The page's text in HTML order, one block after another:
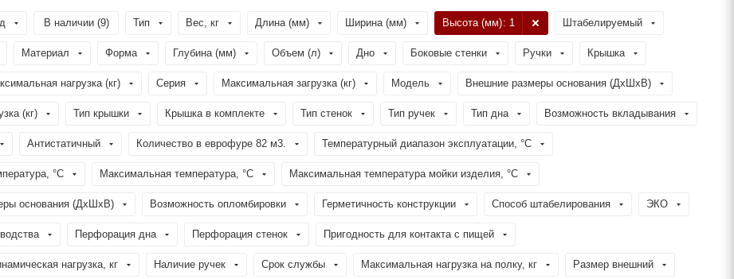
В наличии (9) Тип Вес, кг Длина (мм) Ширина (мм) Высота (мм): 1 Штабелируемый
Материал Форма Глубина (мм) Объем (л) Дно Боковые стенки Ручки Крышка
нагрузка (кг) Серия Максимальная загрузка (кг) Модель Внешние размеры основания (ДхШхВ)
(кг) Тип крышки Крышка в комплекте Тип стенок Тип ручек Тип дна Возможность вкладывания
Антистатичный Количество в еврофуре 82 м3. Температурный диапазон эксплуатации, °C
°C Максимальная температура, °C Максимальная температура мойки изделия, °C
основания (ДхШхВ) Возможность опломбировки Герметичность конструкции Способ штабелирования ЭКО
Перфорация дна Перфорация стенок Пригодность для контакта с пищей
нагрузка, кг Наличие ручек Срок службы Максимальная нагрузка на полку, кг Размер внешний